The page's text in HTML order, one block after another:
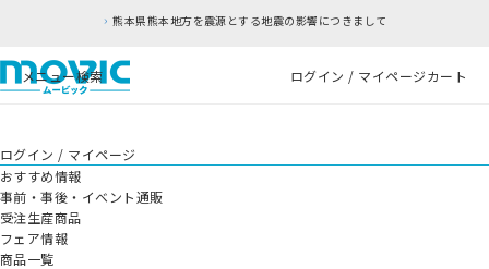
熊本県熊本地方を震源とする地震の影響につきまして
メニュー検索 ログイン / マイページカート
ログイン / マイページ
おすすめ情報
事前・事後・イベント通販
受注生産商品
フェア情報
商品一覧